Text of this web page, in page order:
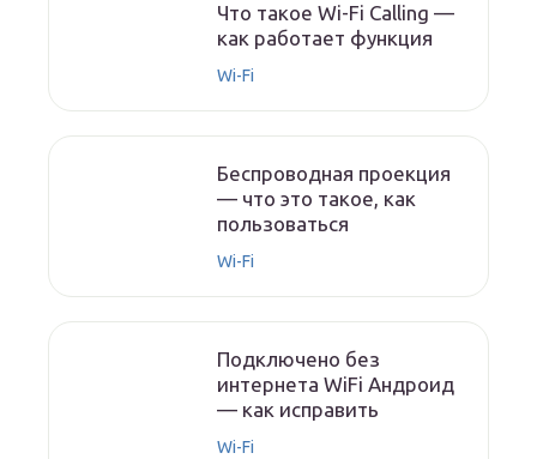
Что такое Wi-Fi Calling —
как работает функция
Wi-Fi
Беспроводная проекция
— что это такое, как
пользоваться
Wi-Fi
Подключено без
интернета WiFi Андроид
— как исправить
Wi-Fi